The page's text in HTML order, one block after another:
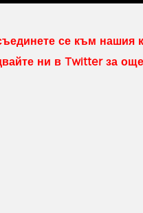
се към нашия
ни в Twitter за